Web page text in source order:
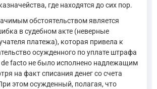
где находятся до сих пор.
обстоятельством является
в судебном акте (неверные
платежа), которая привела к
осужденного по уплате штрафа
facto не было исполнено надлежащим
на факт списания денег со счета
этом осужденный, полагая, что